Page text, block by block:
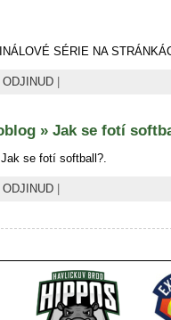
SÉRIE NA
ODJINUD
» Jak se fotí
se fotí softball?.
ODJINUD